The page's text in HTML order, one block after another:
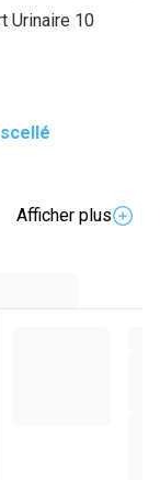
Urinaire 10
Afficher plus
mg de